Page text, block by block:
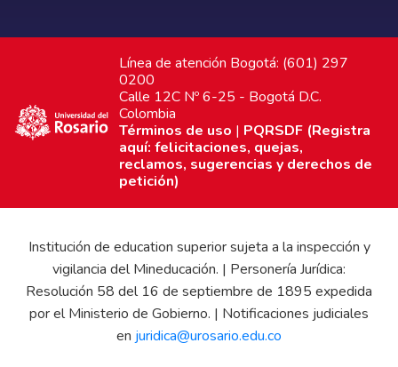
Línea de atención Bogotá: (601) 297
0200
Calle 12C Nº 6-25 - Bogotá D.C.
Colombia
Términos de uso | PQRSDF (Registra
aquí: felicitaciones, quejas,
reclamos, sugerencias y derechos de
petición)
Institución de education superior sujeta a la inspección y
vigilancia del Mineducación. | Personería Jurídica:
Resolución 58 del 16 de septiembre de 1895 expedida
por el Ministerio de Gobierno. | Notificaciones judiciales
en juridica@urosario.edu.co